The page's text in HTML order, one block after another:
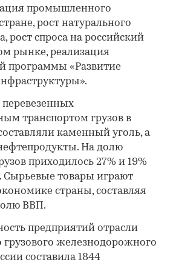
промышленного
рост натурального
рост спроса на российский
рынке, реализация
программы «Развитие
транспортом грузов в
каменный уголь, а
На долю
приходилось 27% и 19%
Сырьевые товары играют
страны, составляя
ВВП.
предприятий отрасли
грузового железнодорожного
составила 1844